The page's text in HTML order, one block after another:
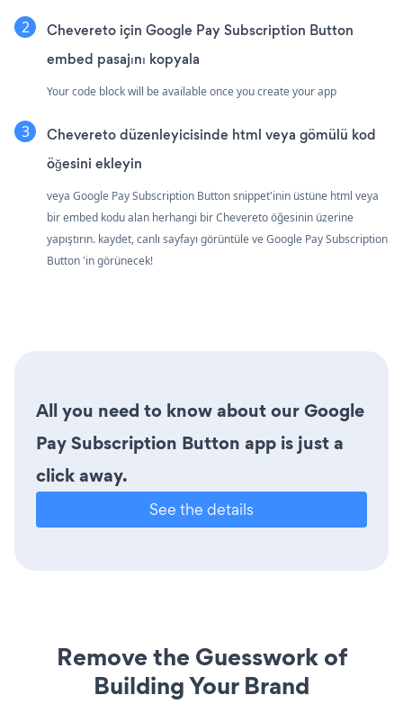
Chevereto için Google Pay Subscription Button
embed pasajını kopyala
Your code block will be available once you create your app
Chevereto düzenleyicisinde html veya gömülü kod
öğesini ekleyin
veya Google Pay Subscription Button snippet'inin üstüne html veya
bir embed kodu alan herhangi bir Chevereto öğesinin üzerine
yapıştırın. kaydet, canlı sayfayı görüntüle ve Google Pay Subscription
Button 'in görünecek!
All you need to know about our Google
Pay Subscription Button app is just a
click away.
See the details
Remove the Guesswork of
Building Your Brand